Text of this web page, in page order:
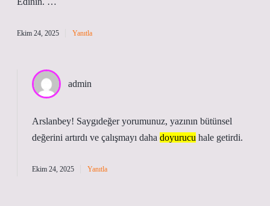
Ekim 24, 2025 Yanıtla
admin
Arslanbey! Saygıdeğer yorumunuz, yazının bütünsel
değerini artırdı ve çalışmayı daha doyurucu hale getirdi.
Ekim 24, 2025 Yanıtla